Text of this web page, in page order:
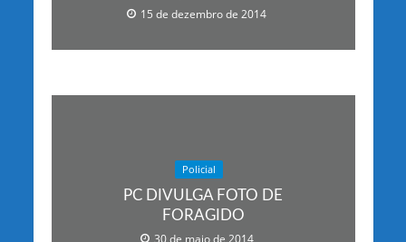
15 de dezembro de 2014
Policial
PC DIVULGA FOTO DE
FORAGIDO
30 de maio de 2014